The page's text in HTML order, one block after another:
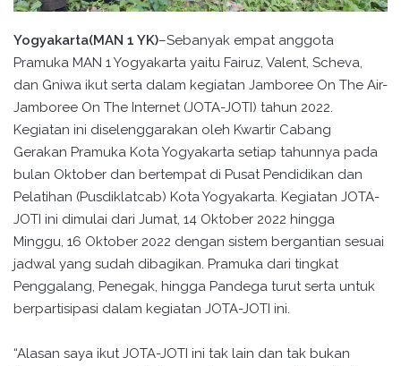
Yogyakarta(MAN 1 YK)–Sebanyak empat anggota
Pramuka MAN 1 Yogyakarta yaitu Fairuz, Valent, Scheva,
dan Gniwa ikut serta dalam kegiatan Jamboree On The Air-
Jamboree On The Internet (JOTA-JOTI) tahun 2022.
Kegiatan ini diselenggarakan oleh Kwartir Cabang
Gerakan Pramuka Kota Yogyakarta setiap tahunnya pada
bulan Oktober dan bertempat di Pusat Pendidikan dan
Pelatihan (Pusdiklatcab) Kota Yogyakarta. Kegiatan JOTA-
JOTI ini dimulai dari Jumat, 14 Oktober 2022 hingga
Minggu, 16 Oktober 2022 dengan sistem bergantian sesuai
jadwal yang sudah dibagikan. Pramuka dari tingkat
Penggalang, Penegak, hingga Pandega turut serta untuk
berpartisipasi dalam kegiatan JOTA-JOTI ini.
“Alasan saya ikut JOTA-JOTI ini tak lain dan tak bukan